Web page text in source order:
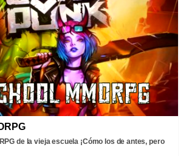
de la vieja escuela ¡Cómo los de antes, pero